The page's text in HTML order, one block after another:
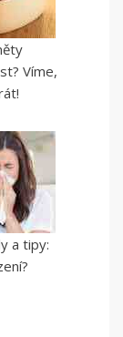
Víme,
a tipy: